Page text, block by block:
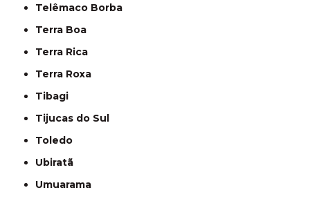
Telêmaco Borba
Terra Boa
Terra Rica
Terra Roxa
Tibagi
Tijucas do Sul
Toledo
Ubiratã
Umuarama